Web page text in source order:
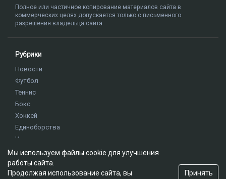
Полное или частичное копирование материалов сайта в
коммерческих целях допускается только с письменного
разрешения владельца сайта.
Рубрики
Новости
Футбол
Теннис
Бокс
Хоккей
Единоборства
Истории
Олимпиада
Мы используем файлы cookie для улучшения
работы сайта.
Продолжая использование сайта, вы
Принять